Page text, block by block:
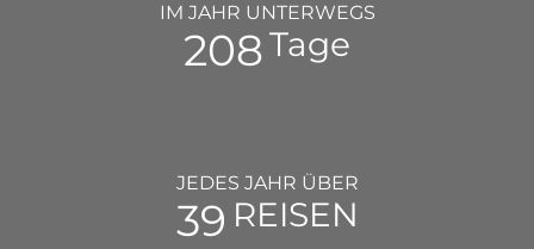
IM JAHR UNTERWEGS
268Tage
JEDES JAHR ÜBER
50 REISEN